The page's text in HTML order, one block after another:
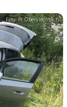
Foto: PI Oberviechtach